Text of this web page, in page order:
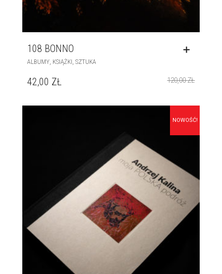
108 BONNO
ALBUMY, KSIĄŻKI SZTUKA
120,00ZŁ
42,00 ZŁ
NOWOŚĆ!